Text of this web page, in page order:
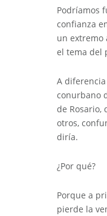
Podríamos
confianza
un extremo
el tema del
A
conurbano
de Rosario,
otros,
diría.
¿Por qué?
Porque a
pierde la